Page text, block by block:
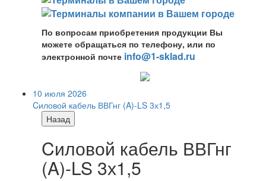
По вопросам приобретения продукции Вы
можете обращаться по телефону, или по
электронной почте info@1-sklad.ru
10 июля 2026
Cиловой кабель ВВГнг (A)-LS 3х1,5
Назад
Cиловой кабель ВВГнг
(A)-LS 3х1,5